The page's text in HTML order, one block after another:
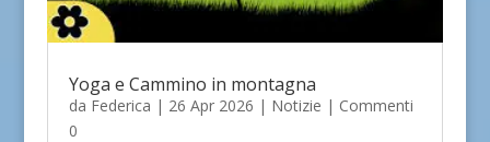
Yoga e Cammino in montagna
da Federica | 26 Apr 2026 | Notizie | Commenti
0